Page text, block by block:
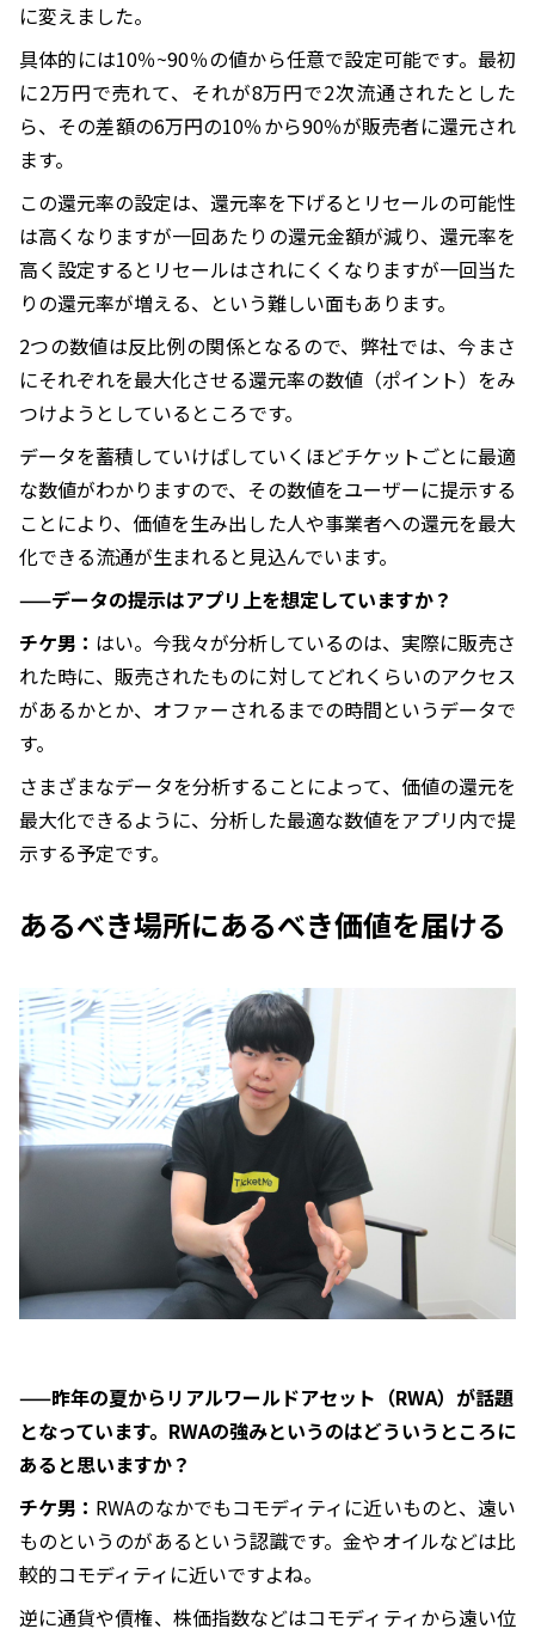
に変えました。
具体的には10％~90％の値から任意で設定可能です。最初
に2万円で売れて、それが8万円で2次流通されたとした
ら、その差額の6万円の10％から90％が販売者に還元され
ます。
この還元率の設定は、還元率を下げるとリセールの可能性
は高くなりますが一回あたりの還元金額が減り、還元率を
高く設定するとリセールはされにくくなりますが一回当た
りの還元率が増える、という難しい面もあります。
2つの数値は反比例の関係となるので、弊社では、今まさ
にそれぞれを最大化させる還元率の数値（ポイント）をみ
つけようとしているところです。
データを蓄積していけばしていくほどチケットごとに最適
な数値がわかりますので、その数値をユーザーに提示する
ことにより、価値を生み出した人や事業者への還元を最大
化できる流通が生まれると見込んでいます。
——データの提示はアプリ上を想定していますか？
チケ男： はい。今我々が分析しているのは、実際に販売さ
れた時に、販売されたものに対してどれくらいのアクセス
があるかとか、オファーされるまでの時間というデータで
す。
さまざまなデータを分析することによって、価値の還元を
最大化できるように、分析した最適な数値をアプリ内で提
示する予定です。
あるべき場所にあるべき価値を届ける
——昨年の夏からリアルワールドアセット（RWA）が話題
となっています。RWAの強みというのはどういうところに
あると思いますか？
チケ男： RWAのなかでもコモディティに近いものと、遠い
ものというのがあるという認識です。金やオイルなどは比
較的コモディティに近いですよね。
逆に通貨や債権、株価指数などはコモディティから遠い位